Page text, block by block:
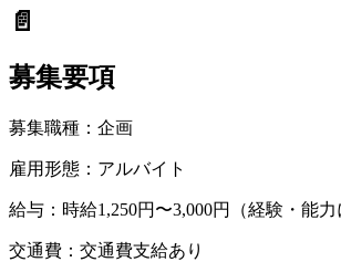
📄
募集要項
募集職種： 企画
雇用形態： アルバイト
給与： 時給1,250円〜3,000円（経験・能力
交通費： 交通費支給あり